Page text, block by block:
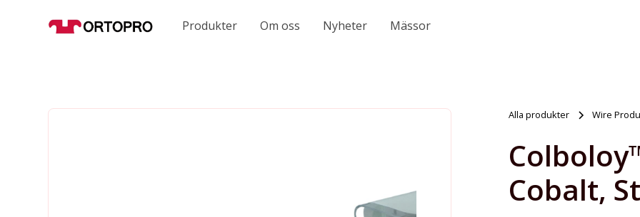
Produkter Om oss Nyheter Mässor
Alla produkter Wire
Cobalt,